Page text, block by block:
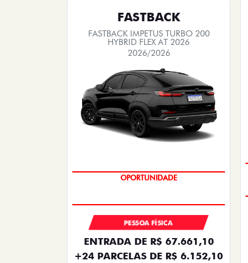
FASTBACK
FASTBACK IMPETUS TURBO 200
HYBRID FLEX AT 2026
2026/2026
PREÇO IMPERDÍVEL
PESSOA FÍSICA
ENTRADA DE R$ 67.661,10
+24 PARCELAS DE R$ 6.152,10